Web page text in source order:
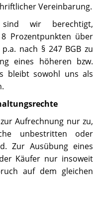
Vereinbarung.
wir berechtigt,
Prozentpunkten über
nach § 247 BGB zu
eines höheren bzw.
bleibt sowohl uns als
Aufrechnung nur zu,
unbestritten oder
Zur Ausübung eines
Käufer nur insoweit
auf dem gleichen